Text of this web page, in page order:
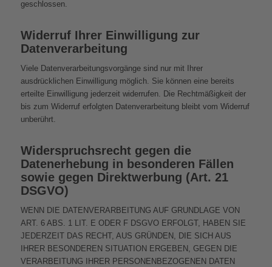
geschlossen.
Widerruf Ihrer Einwilligung zur
Datenverarbeitung
Viele Datenverarbeitungsvorgänge sind nur mit Ihrer
ausdrücklichen Einwilligung möglich. Sie können eine bereits
erteilte Einwilligung jederzeit widerrufen. Die Rechtmäßigkeit der
bis zum Widerruf erfolgten Datenverarbeitung bleibt vom Widerruf
unberührt.
Widerspruchsrecht gegen die
Datenerhebung in besonderen Fällen
sowie gegen Direktwerbung (Art. 21
DSGVO)
WENN DIE DATENVERARBEITUNG AUF GRUNDLAGE VON
ART. 6 ABS. 1 LIT. E ODER F DSGVO ERFOLGT, HABEN SIE
JEDERZEIT DAS RECHT, AUS GRÜNDEN, DIE SICH AUS
IHRER BESONDEREN SITUATION ERGEBEN, GEGEN DIE
VERARBEITUNG IHRER PERSONENBEZOGENEN DATEN